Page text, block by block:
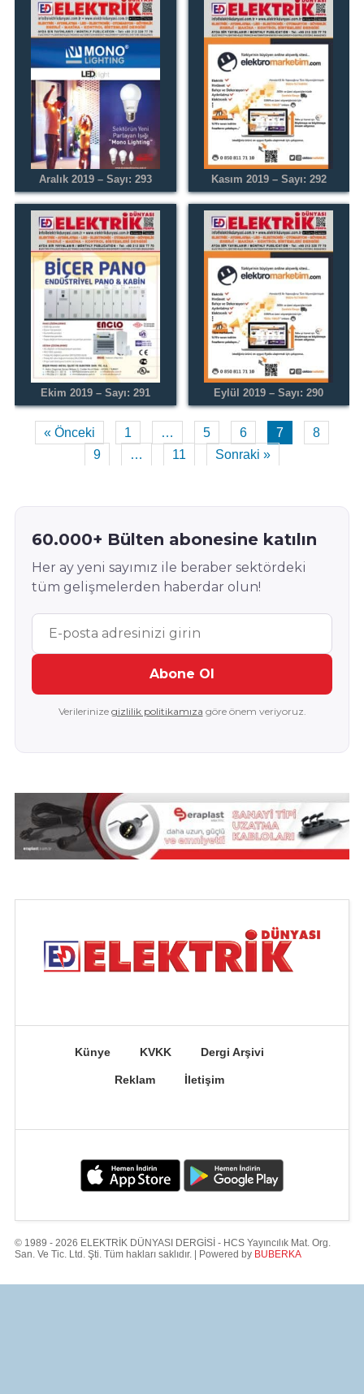
Aralık 2019 – Sayı: 293 Kasım 2019 – Sayı: 292
Ekim 2019 – Sayı: 291 Eylül 2019 – Sayı: 290
« Önceki 1 … 5 6 7
8
9
… 11 Sonraki »
60.000+ Bülten abonesine katılın
Her ay yeni sayımız ile beraber sektördeki
tüm gelişmelerden haberdar olun!
Abone Ol
Verilerinize gizlilik politikamıza göre önem veriyoruz.
Künye KVKK Dergi Arşivi
Reklam İletişim
© 1989 - 2026 ELEKTRİK DÜNYASI DERGİSİ - HCS Yayıncılık Mat. Org.
San. Ve Tic. Ltd. Şti. Tüm hakları saklıdır. | Powered by BUBERKA